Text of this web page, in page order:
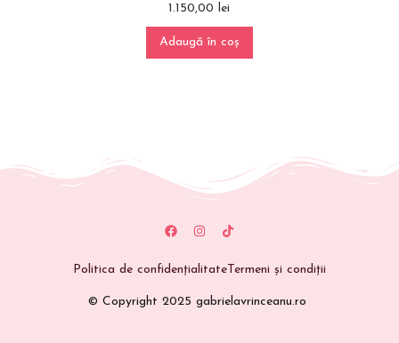
1.150,00 lei
Adaugă în coș
Politica de confidențialitateTermeni și condiții
© Copyright 2025 gabrielavrinceanu.ro